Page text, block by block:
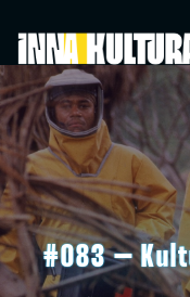
#083 –